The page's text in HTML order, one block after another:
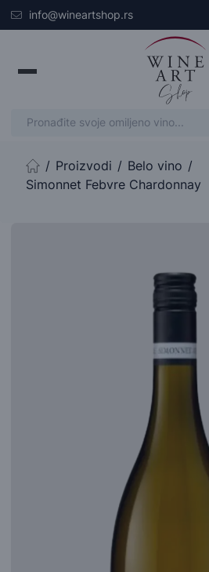
Skip to main content
info@wineartshop.rs
Početna stranica
Proizvodi
Belo vino
Simonnet Febvre Chardonnay